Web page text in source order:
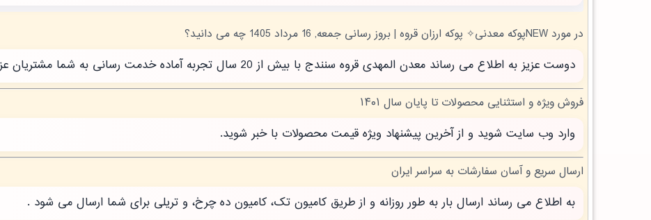
در مورد NEWپوکه معدنی✧ پوکه ارزان قروه | بروز رسانی جمعه, 16 مرداد 1405 چه می دانید؟
دوست عزیز به اطلاع می رساند معدن المهدی قروه سنندج با بیش از 20 سال تجربه آماده خدمت رسانی به شما مشتریان عزیز است.
فروش ویژه و استثنایی محصولات تا پایان سال ۱۴۰۱
وارد وب سایت شوید و از آخرین پیشنهاد ویژه قیمت محصولات با خبر شوید.
ارسال سریع و آسان سفارشات به سراسر ایران
به اطلاع می رساند ارسال بار به طور روزانه و از طریق کامیون تک، کامیون ده چرخ، و تریلی برای شما ارسال می شود .